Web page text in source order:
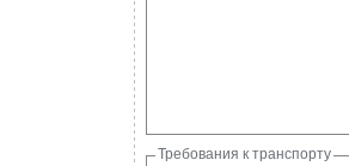
Требования к транспорту